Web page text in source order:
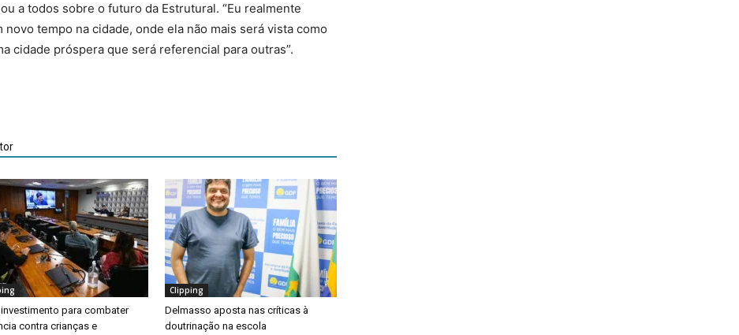
a todos sobre o futuro da Estrutural. “Eu realmente
tempo na cidade, onde ela não mais será vista como
cidade próspera que será referencial para outras”.
para combater
contra crianças e
Clipping
Delmasso aposta nas críticas à
doutrinação na escola